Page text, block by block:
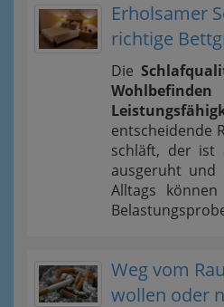
Erholsamer
richtige
Die
entscheidende
schläft, der ist
ausgeruht und
Alltags
Weg vom
wollen oder